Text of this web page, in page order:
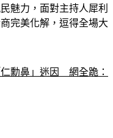
魅力，面對主持人犀利
完美化解，逗得全場大
勳鼻」迷因　網全跪：